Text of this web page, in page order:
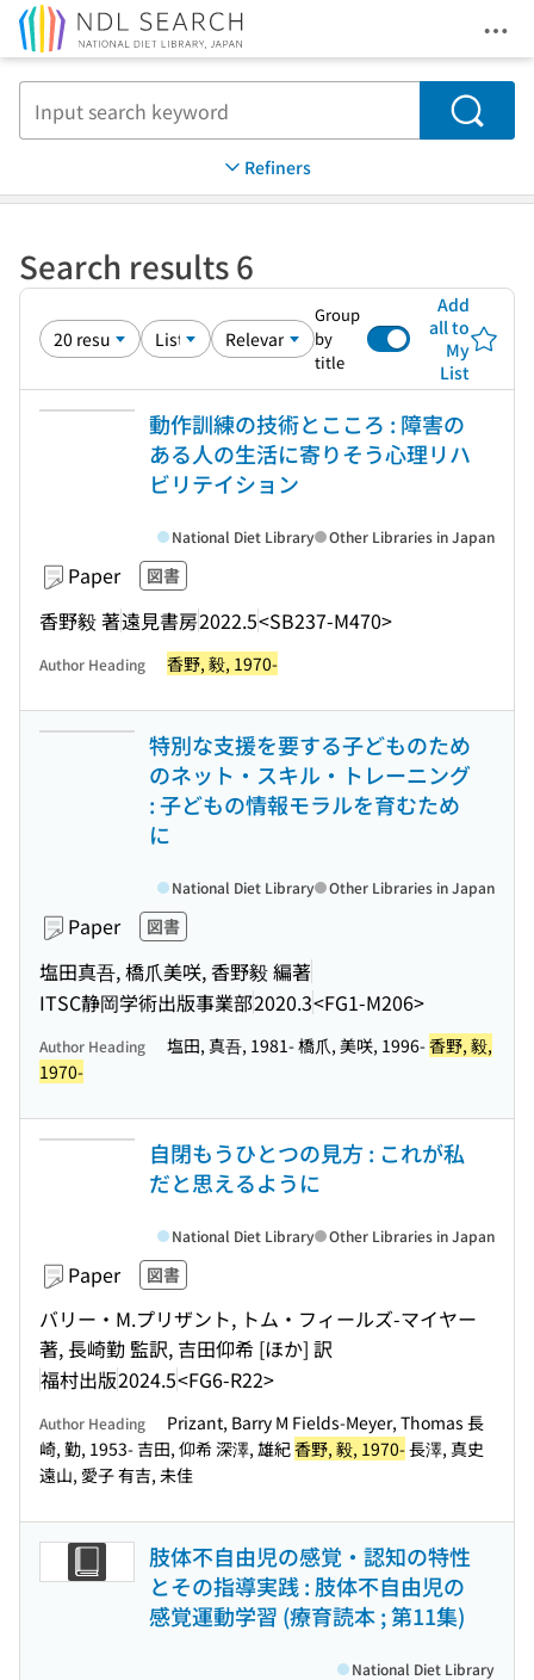
Search
Refiners
Search results 6
Group
by
title
Add
all to
My
List
動作訓練の技術とこころ : 障害の
ある人の生活に寄りそう心理リハ
ビリテイション
Paper 図書
香野毅 著遠見書房2022.5<SB237-M470>
National Diet Library Other Libraries in Japan
Author Heading 香野, 毅, 1970-
特別な支援を要する子どものため
のネット・スキル・トレーニング
: 子どもの情報モラルを育むため
に
Paper 図書
塩田真吾, 橋爪美咲, 香野毅 編著
ITSC静岡学術出版事業部2020.3<FG1-M206>
National Diet Library Other Libraries in Japan
Author Heading 塩田, 真吾, 1981- 橋爪, 美咲, 1996-香野, 毅,
1970-
自閉もうひとつの見方 : これが私
だと思えるように
Paper 図書
バリー・M.プリザント, トム・フィールズ-マイヤー
著, 長崎勤 監訳, 吉田仰希 [ほか] 訳
福村出版2024.5<FG6-R22>
National Diet Library Other Libraries in Japan
Author Heading
Prizant, Barry M Fields-Meyer, Thomas 長
崎, 勤, 1953- 吉田, 仰希 深澤, 雄紀香野, 毅, 1970-長澤, 真史
遠山, 愛子 有吉, 未佳
肢体不自由児の感覚・認知の特性
とその指導実践 : 肢体不自由児の
感覚運動学習 (療育読本 ; 第11集)
National Diet Library